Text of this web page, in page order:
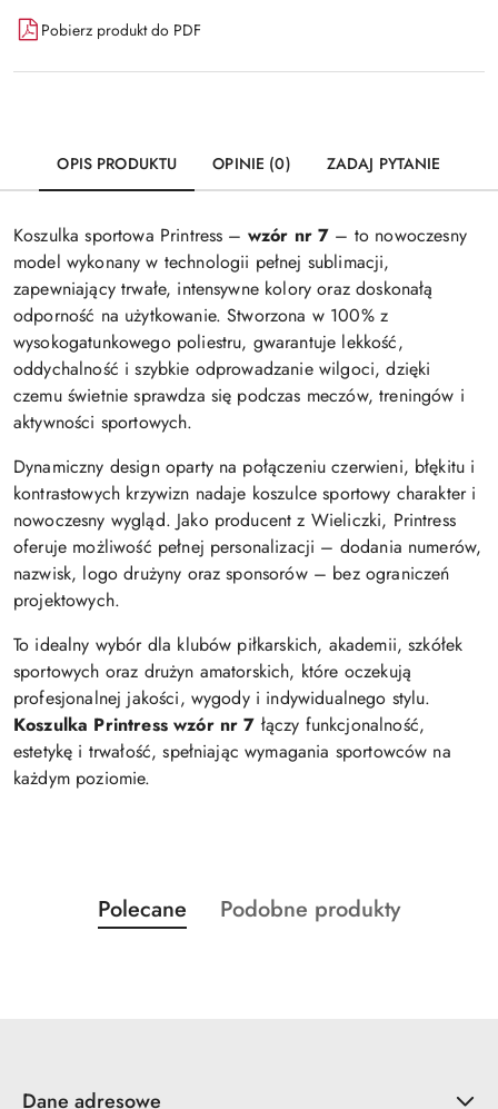
Pobierz produkt do PDF
OPIS PRODUKTU OPINIE (0) ZADAJ PYTANIE
Koszulka sportowa Printress – wzór nr 7 – to nowoczesny
model wykonany w technologii pełnej sublimacji,
zapewniający trwałe, intensywne kolory oraz doskonałą
odporność na użytkowanie. Stworzona w 100% z
wysokogatunkowego poliestru, gwarantuje lekkość,
oddychalność i szybkie odprowadzanie wilgoci, dzięki
czemu świetnie sprawdza się podczas meczów, treningów i
aktywności sportowych.
Dynamiczny design oparty na połączeniu czerwieni, błękitu i
kontrastowych krzywizn nadaje koszulce sportowy charakter i
nowoczesny wygląd. Jako producent z Wieliczki, Printress
oferuje możliwość pełnej personalizacji – dodania numerów,
nazwisk, logo drużyny oraz sponsorów – bez ograniczeń
projektowych.
To idealny wybór dla klubów piłkarskich, akademii, szkółek
sportowych oraz drużyn amatorskich, które oczekują
profesjonalnej jakości, wygody i indywidualnego stylu.
Koszulka Printress wzór nr 7 łączy funkcjonalność,
estetykę i trwałość, spełniając wymagania sportowców na
każdym poziomie.
Pomiń karuzelę produktów
Produkty
o
Polecane
Produkty
Podobne produkty
Dane adresowe